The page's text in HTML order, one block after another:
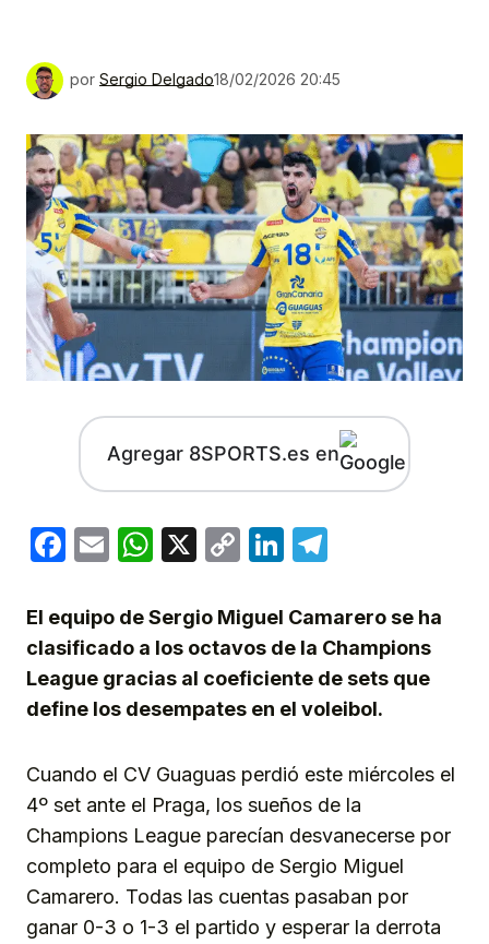
por Sergio Delgado18/02/2026 20:45
Agregar 8SPORTS.es en
Facebook
EmailWhatsApp
X
CopyLinkedIn
El equipo de Sergio Miguel Camarero se ha
clasificado a los octavos de la Champions
League gracias al coeficiente de sets que
define los desempates en el voleibol.
Cuando el CV Guaguas perdió este miércoles el
4º set ante el Praga, los sueños de la
Champions League parecían desvanecerse por
completo para el equipo de Sergio Miguel
Camarero. Todas las cuentas pasaban por
ganar 0-3 o 1-3 el partido y esperar la derrota